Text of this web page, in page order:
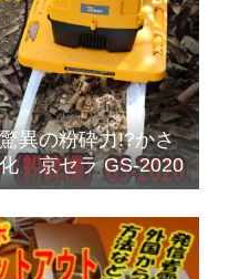
異の粉砕力!?かさ
京セラ GS-2020